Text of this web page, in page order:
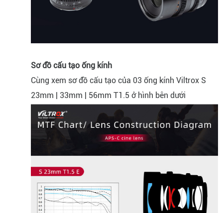
Sơ đồ cấu tạo ống kính
Cùng xem sơ đồ cấu tạo của 03 ống kính Viltrox S
23mm | 33mm | 56mm T1.5 ở hình bên dưới